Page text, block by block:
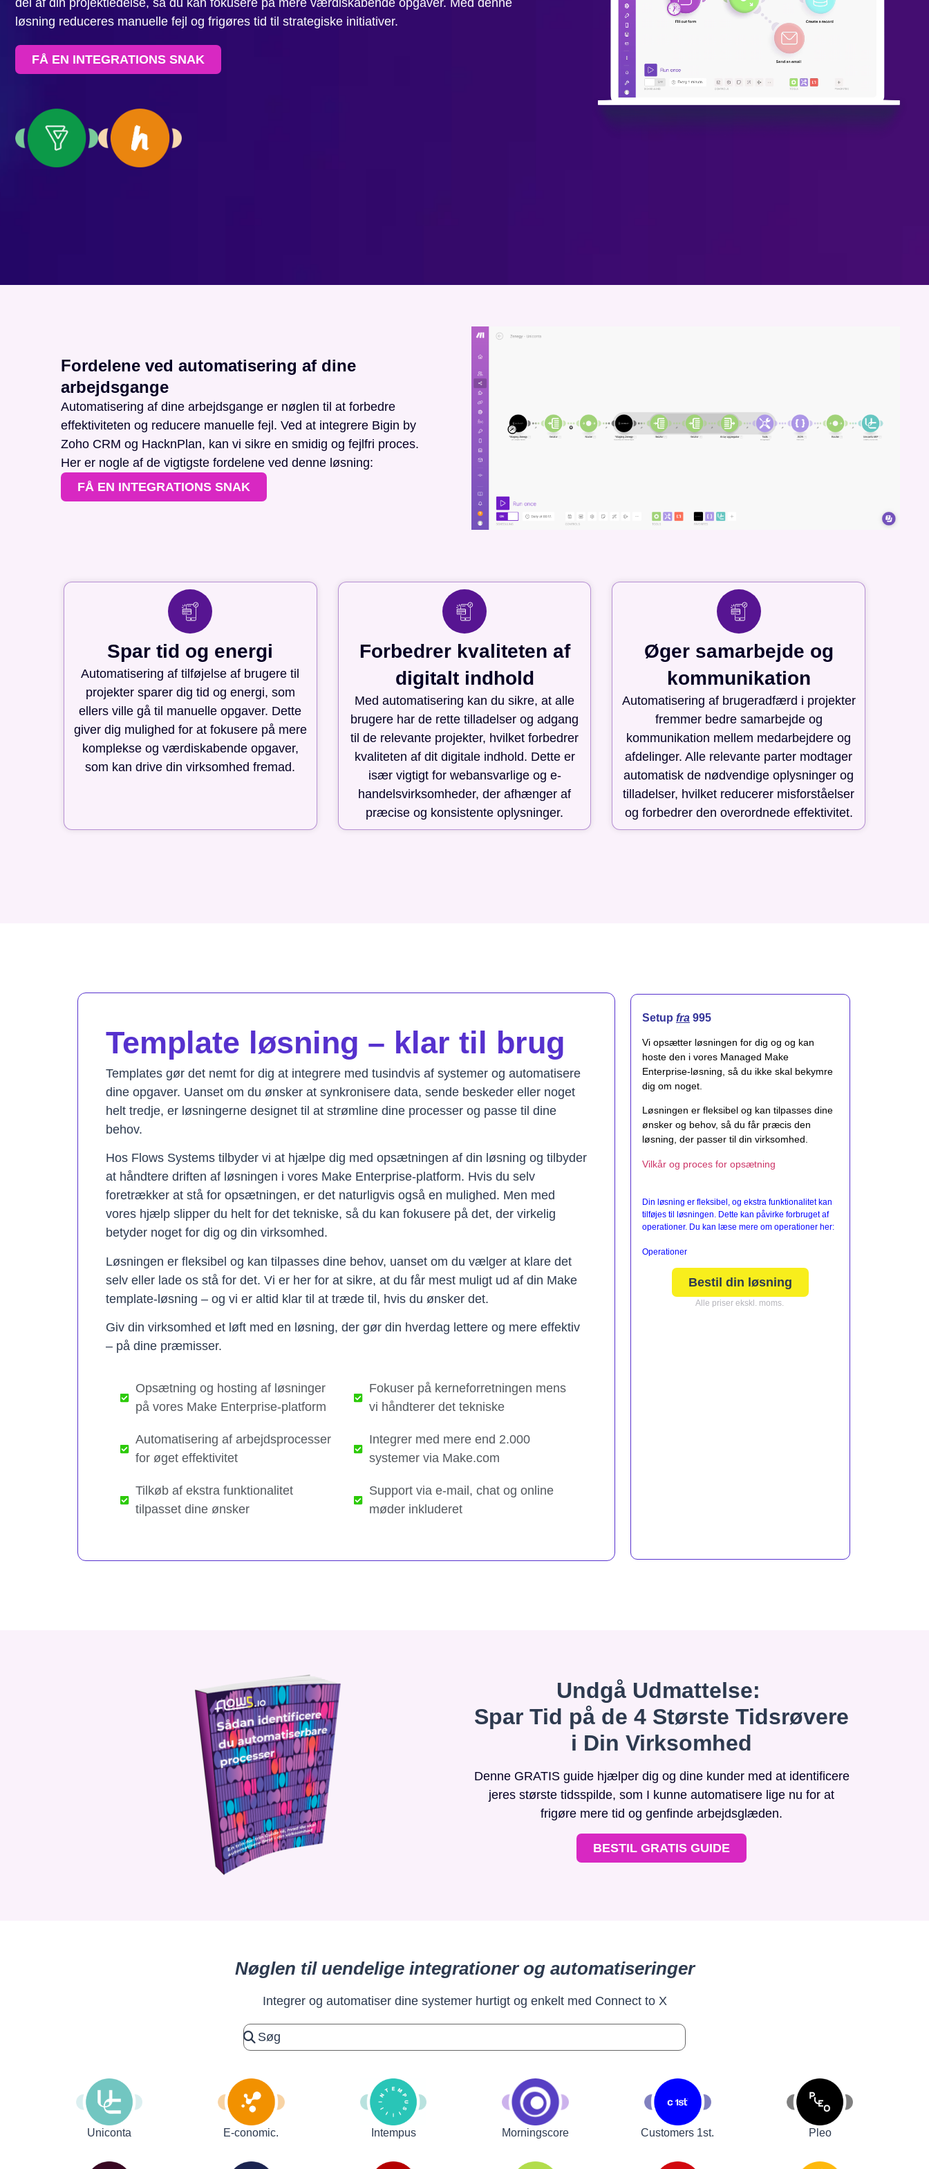
løsning reduceres manuelle fejl og frigøres tid til strategiske initiativer.
FÅ EN INTEGRATIONS SNAK
Fordelene ved automatisering af dine
arbejdsgange
Automatisering af dine arbejdsgange er nøglen til at forbedre
effektiviteten og reducere manuelle fejl. Ved at integrere Bigin by
Zoho CRM og HacknPlan, kan vi sikre en smidig og fejlfri proces.
Her er nogle af de vigtigste fordelene ved denne løsning:
FÅ EN INTEGRATIONS SNAK
Spar tid og energi
Automatisering af tilføjelse af brugere til
projekter sparer dig tid og energi, som
ellers ville gå til manuelle opgaver. Dette
giver dig mulighed for at fokusere på mere
komplekse og værdiskabende opgaver,
som kan drive din virksomhed fremad.
Forbedrer kvaliteten af
digitalt indhold
Med automatisering kan du sikre, at alle
brugere har de rette tilladelser og adgang
til de relevante projekter, hvilket forbedrer
kvaliteten af dit digitale indhold. Dette er
især vigtigt for webansvarlige og e-
handelsvirksomheder, der afhænger af
præcise og konsistente oplysninger.
Øger samarbejde og
kommunikation
Automatisering af brugeradfærd i projekter
fremmer bedre samarbejde og
kommunikation mellem medarbejdere og
afdelinger. Alle relevante parter modtager
automatisk de nødvendige oplysninger og
tilladelser, hvilket reducerer misforståelser
og forbedrer den overordnede effektivitet.
Template løsning – klar til brug
Templates gør det nemt for dig at integrere med tusindvis af systemer og automatisere
dine opgaver. Uanset om du ønsker at synkronisere data, sende beskeder eller noget
helt tredje, er løsningerne designet til at strømline dine processer og passe til dine
behov.
Hos Flows Systems tilbyder vi at hjælpe dig med opsætningen af din løsning og tilbyder
at håndtere driften af løsningen i vores Make Enterprise-platform. Hvis du selv
foretrækker at stå for opsætningen, er det naturligvis også en mulighed. Men med
vores hjælp slipper du helt for det tekniske, så du kan fokusere på det, der virkelig
betyder noget for dig og din virksomhed.
Løsningen er fleksibel og kan tilpasses dine behov, uanset om du vælger at klare det
selv eller lade os stå for det. Vi er her for at sikre, at du får mest muligt ud af din Make
template-løsning – og vi er altid klar til at træde til, hvis du ønsker det.
Giv din virksomhed et løft med en løsning, der gør din hverdag lettere og mere effektiv
– på dine præmisser.
Opsætning og hosting af løsninger
på vores Make Enterprise-platform
Automatisering af arbejdsprocesser
for øget effektivitet
Tilkøb af ekstra funktionalitet
tilpasset dine ønsker​
Fokuser på kerneforretningen mens
vi håndterer det tekniske​
Integrer med mere end 2.000
systemer via Make.com
Support via e-mail, chat og online
møder inkluderet
Setup fra 995
Vi opsætter løsningen for dig og og kan
hoste den i vores Managed Make
Enterprise-løsning, så du ikke skal bekymre
dig om noget.
Løsningen er fleksibel og kan tilpasses dine
ønsker og behov, så du får præcis den
løsning, der passer til din virksomhed.
Vilkår og proces for opsætning
Din løsning er fleksibel, og ekstra funktionalitet kan
tilføjes til løsningen. Dette kan påvirke forbruget af
operationer. Du kan læse mere om operationer her:
Operationer
Bestil din løsning
Alle priser ekskl. moms.
Undgå Udmattelse:
Spar Tid på de 4 Største Tidsrøvere
i Din Virksomhed
Denne GRATIS guide hjælper dig og dine kunder med at identificere
jeres største tidsspilde, som I kunne automatisere lige nu for at
frigøre mere tid og genfinde arbejdsglæden.
BESTIL GRATIS GUIDE
Nøglen til uendelige integrationer og automatiseringer
Integrer og automatiser dine systemer hurtigt og enkelt med Connect to X
Uniconta E-conomic. Intempus Morningscore Customers 1st. Pleo